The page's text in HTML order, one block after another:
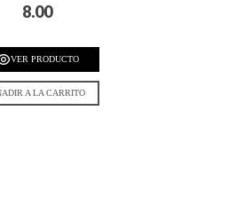
8.00
VER PRODUCTO
A LA CARRITO